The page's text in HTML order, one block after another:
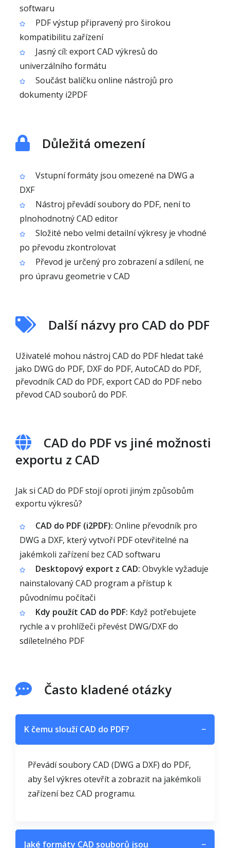
softwaru
PDF výstup připravený pro širokou
kompatibilitu zařízení
Jasný cíl: export CAD výkresů do
univerzálního formátu
Součást balíčku online nástrojů pro
dokumenty i2PDF
Důležitá omezení
Vstupní formáty jsou omezené na DWG a
DXF
Nástroj převádí soubory do PDF, není to
plnohodnotný CAD editor
Složité nebo velmi detailní výkresy je vhodné
po převodu zkontrolovat
Převod je určený pro zobrazení a sdílení, ne
pro úpravu geometrie v CAD
Další názvy pro CAD do PDF
Uživatelé mohou nástroj CAD do PDF hledat také
jako DWG do PDF, DXF do PDF, AutoCAD do PDF,
převodník CAD do PDF, export CAD do PDF nebo
převod CAD souborů do PDF.
CAD do PDF vs jiné možnosti
exportu z CAD
Jak si CAD do PDF stojí oproti jiným způsobům
exportu výkresů?
CAD do PDF (i2PDF): Online převodník pro
DWG a DXF, který vytvoří PDF otevřitelné na
jakémkoli zařízení bez CAD softwaru
Desktopový export z CAD: Obvykle vyžaduje
nainstalovaný CAD program a přístup k
původnímu počítači
Kdy použít CAD do PDF: Když potřebujete
rychle a v prohlížeči převést DWG/DXF do
sdíletelného PDF
Často kladené otázky
K čemu slouží CAD do PDF? −
Převádí soubory CAD (DWG a DXF) do PDF,
aby šel výkres otevřít a zobrazit na jakémkoli
zařízení bez CAD programu.
Jaké formáty CAD souborů jsou −